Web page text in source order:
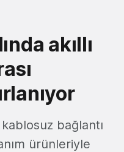
akıllı
bağlantı
ürünleriyle